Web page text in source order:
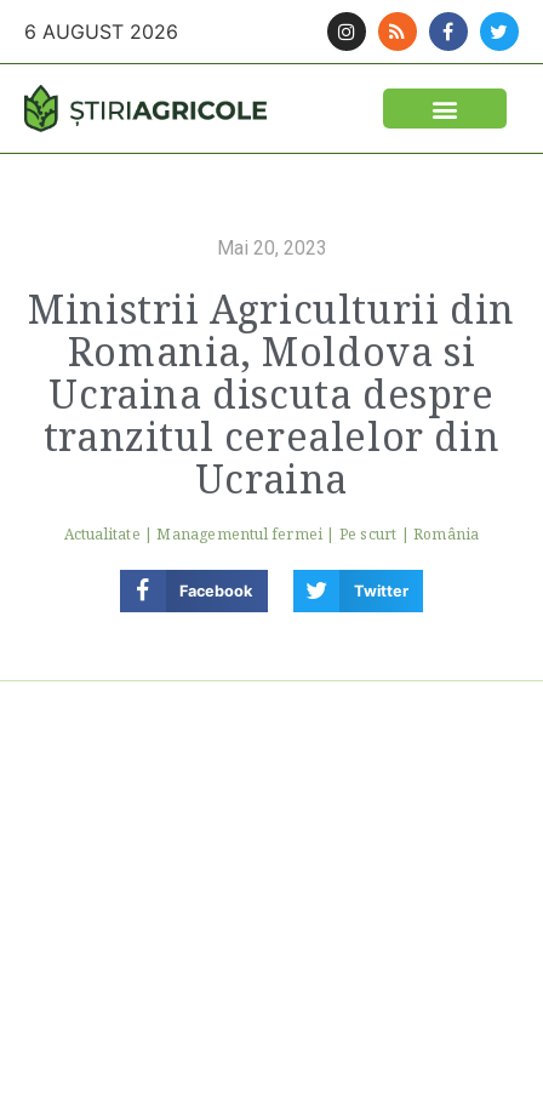
6 AUGUST 2026
Mai 20, 2023
Ministrii Agriculturii din
Romania, Moldova si
Ucraina discuta despre
tranzitul cerealelor din
Ucraina
Actualitate |Managementul fermei | Pe scurt |România
Facebook Twitter